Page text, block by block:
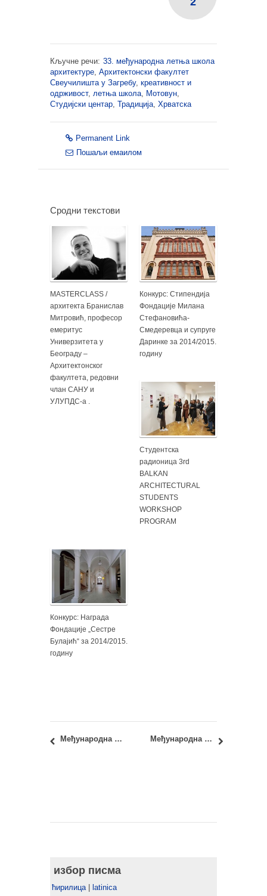
Кључне речи: 33. међународна летња школа
архитектуре, Архитектонски факултет
Свеучилишта у Загребу, креативност и
одрживост, летња школа, Мотовун,
Студијски центар, Традиција, Хрватска
Permanent Link
Пошаљи емаилом
Сродни текстови
MASTERCLASS /
архитекта Бранислав
Митровић, професор
емеритус
Универзитета у
Београду –
Архитектонског
факултета, редовни
члан САНУ и
УЛУПДС-а .
Конкурс: Стипендија
Фондације Милана
Стефановића-
Смедеревца и супруге
Даринке за 2014/2015.
годину
Студентска
радионица 3rd
BALKAN
ARCHITECTURAL
STUDENTS
WORKSHOP
PROGRAM
Конкурс: Награда
Фондације „Сестре
Булајић“ за 2014/2015.
годину
Међународна радионица за дизајн светла: “Rethink the Night” Међународна летња школа: Трансфер технологије и знања 2014
избор писма
ћирилица| latinica